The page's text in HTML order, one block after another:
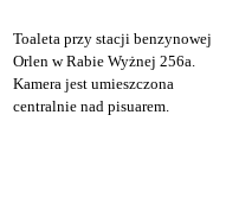
Toaleta przy stacji benzynowej
Orlen w Rabie Wyżnej 256a.
Kamera jest umieszczona
centralnie nad pisuarem.